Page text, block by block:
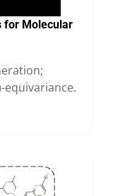
for Molecular
equivariance.